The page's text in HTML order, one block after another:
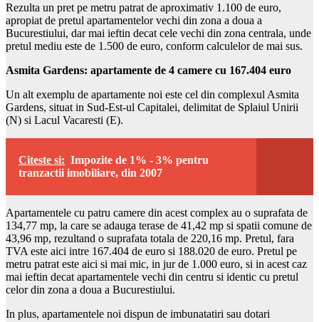
Rezulta un pret pe metru patrat de aproximativ 1.100 de euro,
apropiat de pretul apartamentelor vechi din zona a doua a
Bucurestiului, dar mai ieftin decat cele vechi din zona centrala, unde
pretul mediu este de 1.500 de euro, conform calculelor de mai sus.
Asmita Gardens: apartamente de 4 camere cu 167.404 euro
Un alt exemplu de apartamente noi este cel din complexul Asmita
Gardens, situat in Sud-Est-ul Capitalei, delimitat de Splaiul Unirii
(N) si Lacul Vacaresti (E).
Citeste si: Impozite de 1% - 3% pentru
tranzactii imobiliare, din 2007
Apartamentele cu patru camere din acest complex au o suprafata de
134,77 mp, la care se adauga terase de 41,42 mp si spatii comune de
43,96 mp, rezultand o suprafata totala de 220,16 mp. Pretul, fara
TVA este aici intre 167.404 de euro si 188.020 de euro. Pretul pe
metru patrat este aici si mai mic, in jur de 1.000 euro, si in acest caz
mai ieftin decat apartamentele vechi din centru si identic cu pretul
celor din zona a doua a Bucurestiului.
In plus, apartamentele noi dispun de imbunatatiri sau dotari